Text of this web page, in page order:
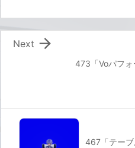
473「Voパフォ

Next
467「テーブ